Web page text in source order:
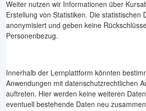
Weiter nutzen wir Informationen über
Erstellung von Statistiken. Die statistischen
anonymisiert und geben keine
Personenbezug.
Innerhalb der Lernplattform könnten
Anwendungen mit datenschutzrechtlichen
auftreten. Hier werden keine weiteren
eventuell bestehende Daten neu